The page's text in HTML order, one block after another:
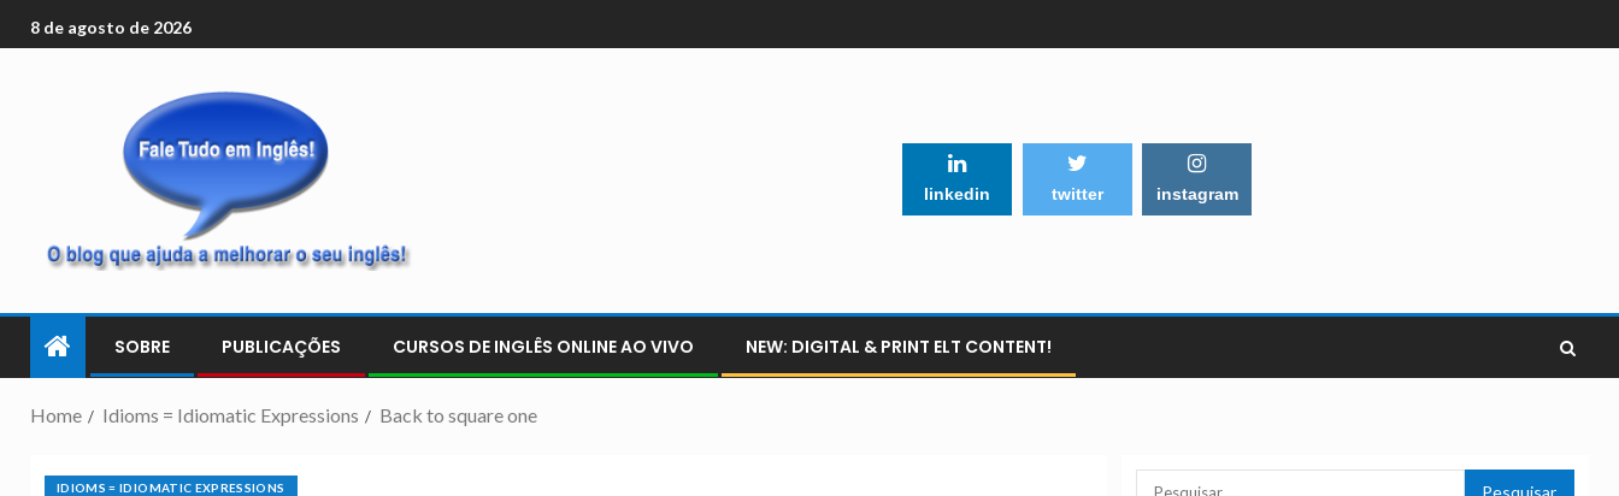
8 de agosto de 2026
linkedin twitter instagram
SOBRE PUBLICAÇÕES CURSOS DE INGLÊS ONLINE AO VIVO NEW: DIGITAL & PRINT ELT CONTENT!
Home Idioms = Idiomatic Expressions Back to square one
IDIOMS = IDIOMATIC EXPRESSIONS